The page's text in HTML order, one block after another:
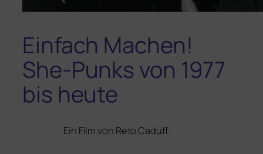
Einfach Machen!
She-Punks von 1977
bis heute
Ein Film von Reto Caduff.